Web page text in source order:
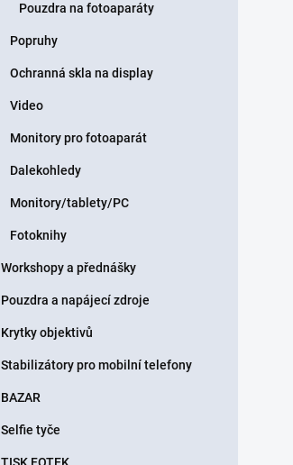
Pouzdra na fotoaparáty
Popruhy
Ochranná skla na display
Video
Monitory pro fotoaparát
Dalekohledy
Monitory/tablety/PC
Fotoknihy
Workshopy a přednášky
Pouzdra a napájecí zdroje
Krytky objektivů
Stabilizátory pro mobilní telefony
BAZAR
Selfie tyče